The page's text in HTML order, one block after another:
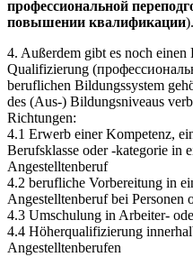
профессиональной
повышении квалификации).
4. Außerdem gibt es noch einen
Qualifizierung
beruflichen Bildungssystem
des (Aus-) Bildungsniveaus
Richtungen:
4.1 Erwerb einer Kompetenz,
Berufsklasse oder -kategorie in
Angestelltenberuf
4.2 berufliche Vorbereitung in
Angestelltenberuf bei Personen
4.3 Umschulung in Arbeiter-
4.4 Höherqualifizierung
Angestelltenberufen